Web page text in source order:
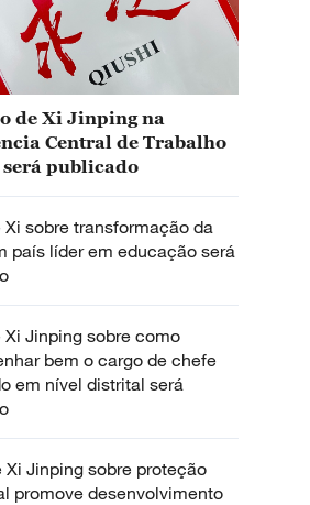
de Xi Jinping na
Central de Trabalho
publicado
Xi sobre transformação da
país líder em educação será
Xi Jinping sobre como
bem o cargo de chefe
em nível distrital será
Xi Jinping sobre proteção
promove desenvolvimento